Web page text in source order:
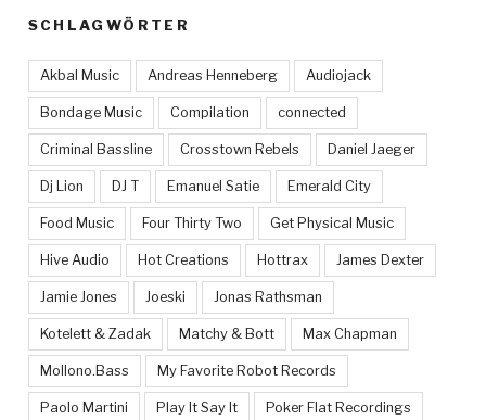
SCHLAGWÖRTER
Akbal Music Andreas Henneberg Audiojack
Bondage Music Compilation connected
Criminal Bassline Crosstown Rebels Daniel Jaeger
Dj Lion DJ T Emanuel Satie Emerald City
Food Music Four Thirty Two Get Physical Music
Hive Audio Hot Creations Hottrax James Dexter
Jamie Jones Joeski Jonas Rathsman
Kotelett & Zadak Matchy & Bott Max Chapman
Mollono.Bass My Favorite Robot Records
Paolo Martini Play It Say It Poker Flat Recordings